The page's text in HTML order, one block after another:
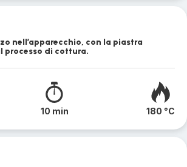
nell’apparecchio, con la piastra
processo di cottura.
10 min 180 °C